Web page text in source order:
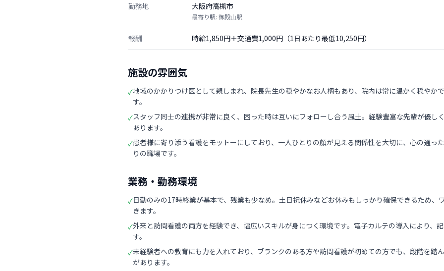
勤務地 大阪府高槻市
最寄り駅: 御殿山駅
報酬 時給1,850円＋交通費1,000円（1日あたり最低10,250円）
施設の雰囲気
✓地域のかかりつけ医として親しまれ、院長先生の穏やかなお人柄もあり、院内は常に温かく穏やか
す。
✓スタッフ同士の連携が非常に良く、困った時は互いにフォローし合う風土。経験豊富な先輩が優し
あります。
✓患者様に寄り添う看護をモットーにしており、一人ひとりの顔が見える関係性を大切に、心の通っ
りの職場です。
業務・勤務環境
✓日勤のみの17時終業が基本で、残業も少なめ。土日祝休みなどお休みもしっかり確保できるため、
きます。
✓外来と訪問看護の両方を経験でき、幅広いスキルが身につく環境です。電子カルテの導入により、
す。
✓未経験者への教育にも力を入れており、ブランクのある方や訪問看護が初めての方でも、段階を踏
があります。